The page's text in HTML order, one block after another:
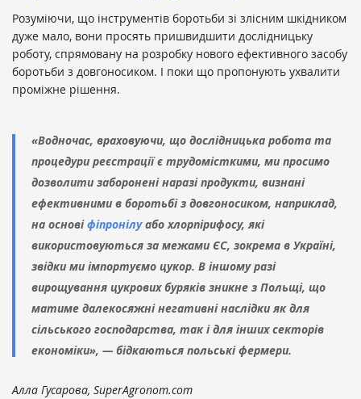
Розуміючи, що інструментів боротьби зі злісним шкідником
дуже мало, вони просять пришвидшити дослідницьку
роботу, спрямовану на розробку нового ефективного засобу
боротьби з довгоносиком. І поки що пропонують ухвалити
проміжне рішення.
«Водночас, враховуючи, що дослідницька робота та
процедури реєстрації є трудомісткими, ми просимо
дозволити заборонені наразі продукти, визнані
ефективними в боротьбі з довгоносиком, наприклад,
на основіфіпронілуабо хлорпірифосу, які
використовуються за межами ЄС, зокрема в Україні,
звідки ми імпортуємо цукор. В іншому разі
вирощування цукрових буряків зникне з Польщі, що
матиме далекосяжні негативні наслідки як для
сільського господарства, так і для інших секторів
економіки», — бідкаються польські фермери.
Алла Гусарова, SuperAgronom.com